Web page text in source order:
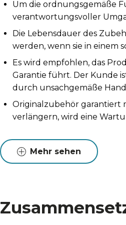
Um die ordnungsgemäße
verantwortungsvoller
Die Lebensdauer des
werden, wenn sie in einem
Es wird empfohlen, das
Garantie führt. Der Kunde
durch unsachgemäße
Originalzubehör garantiert
verlängern, wird eine
Mehr sehen